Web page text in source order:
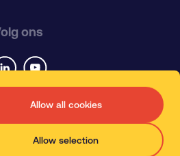
Allow all cookies
Allow selection
ons